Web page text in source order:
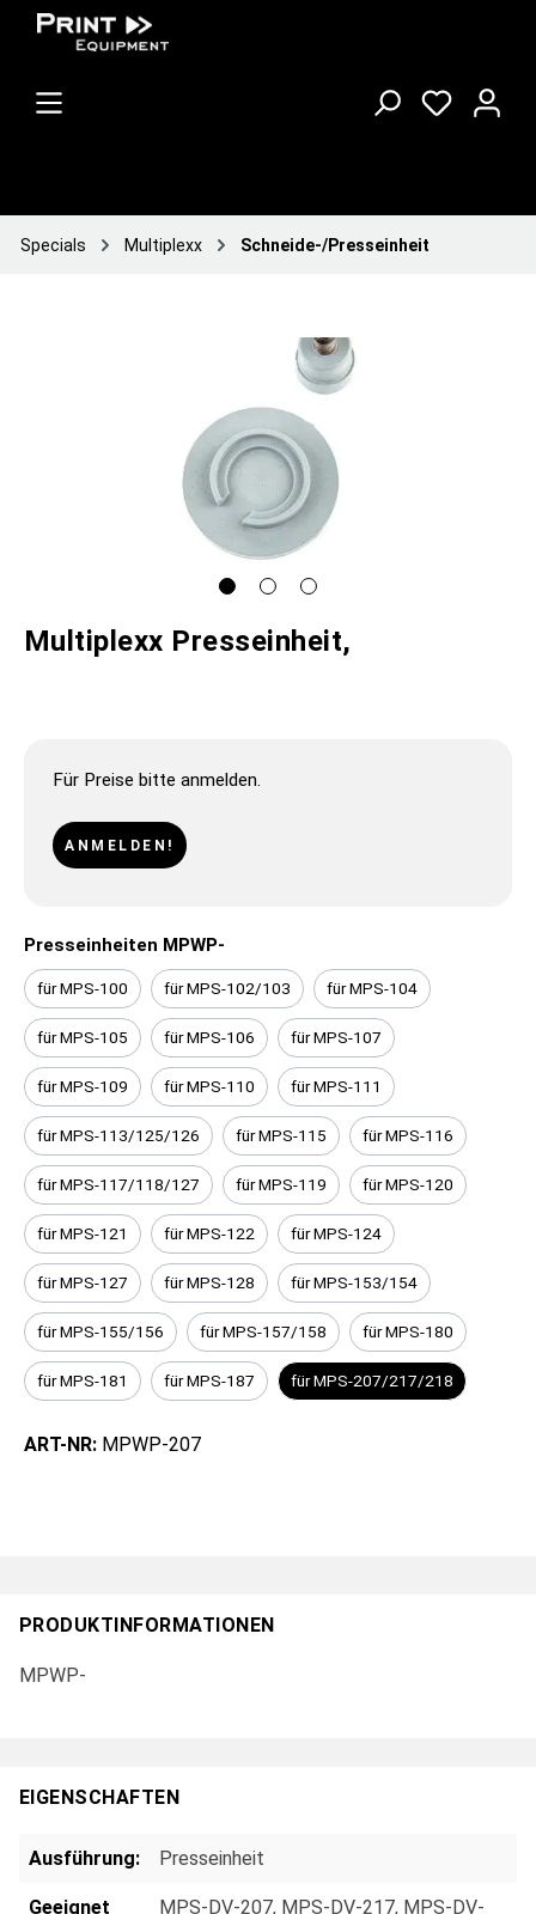
Specials Multiplexx Schneide-/Presseinheit
Multiplexx Presseinheit,
Für Preise bitte anmelden.
ANMELDEN!
Presseinheiten MPWP-
für MPS-100 für MPS-102/103 für MPS-104
für MPS-105 für MPS-106 für MPS-107
für MPS-109 für MPS-110 für MPS-111
für MPS-113/125/126 für MPS-115 für MPS-116
für MPS-117/118/127 für MPS-119 für MPS-120
für MPS-121 für MPS-122 für MPS-124
für MPS-127 für MPS-128 für MPS-153/154
für MPS-155/156 für MPS-157/158 für MPS-180
für MPS-181 für MPS-187 für MPS-207/217/218
ART-NR: MPWP-207
PRODUKTINFORMATIONEN
MPWP-
EIGENSCHAFTEN
Ausführung: Presseinheit
Geeignet
MPS-DV-207, MPS-DV-217, MPS-DV-